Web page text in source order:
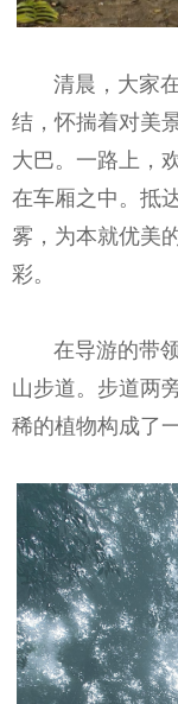
清晨，大家在
结，怀揣着对美
大巴。一路上，
在车厢之中。抵
雾，为本就优美
彩。
在导游的带领
山步道。步道两
稀的植物构成了